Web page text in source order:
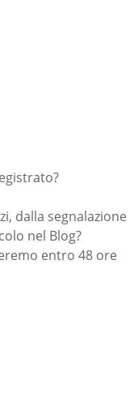
dalla segnalazione
nel Blog?
entro 48 ore